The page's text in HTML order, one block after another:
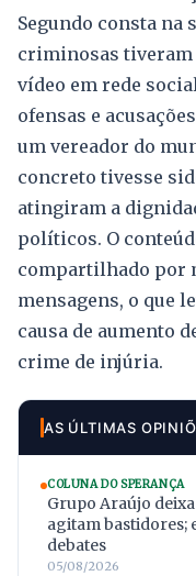
Segundo consta na
criminosas tiveram
vídeo em rede
ofensas e
um vereador do
concreto tivesse
atingiram a
políticos. O
compartilhado por
mensagens, o que
causa de aumento
crime de injúria.
AS ÚLTIMAS
COLUNA DO SPERANÇA
Grupo Araújo
agitam bastidores;
debates
05/08/2026